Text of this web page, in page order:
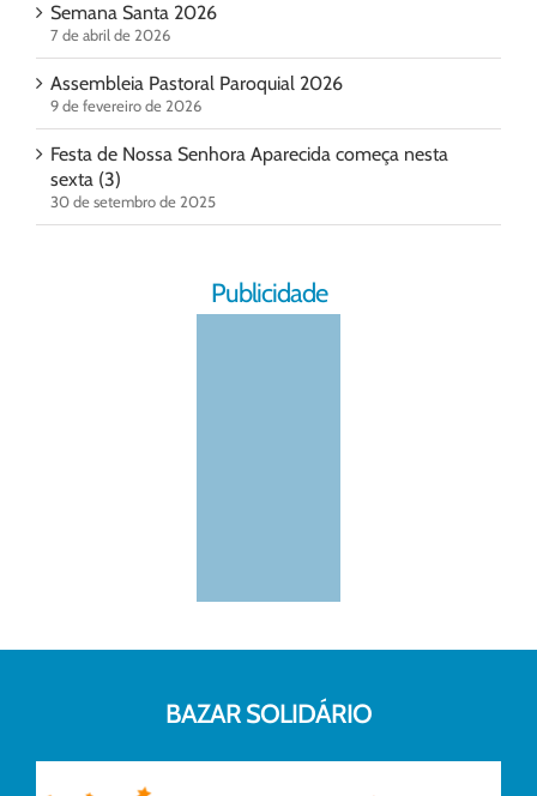
Semana Santa 2026
7 de abril de 2026
Assembleia Pastoral Paroquial 2026
9 de fevereiro de 2026
Festa de Nossa Senhora Aparecida começa nesta
sexta (3)
30 de setembro de 2025
Publicidade
BAZAR SOLIDÁRIO